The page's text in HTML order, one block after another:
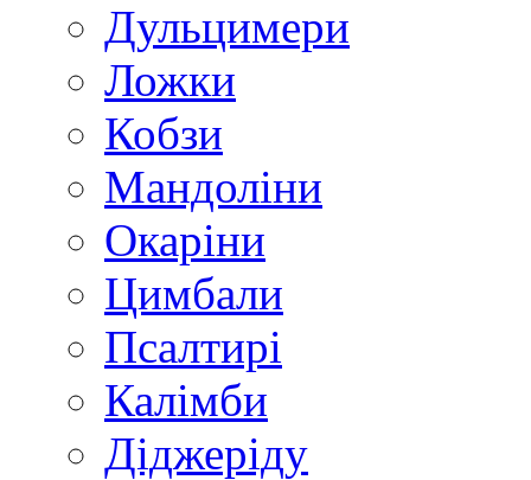
Дульцимери
Ложки
Кобзи
Мандоліни
Окаріни
Цимбали
Псалтирі
Калімби
Діджеріду